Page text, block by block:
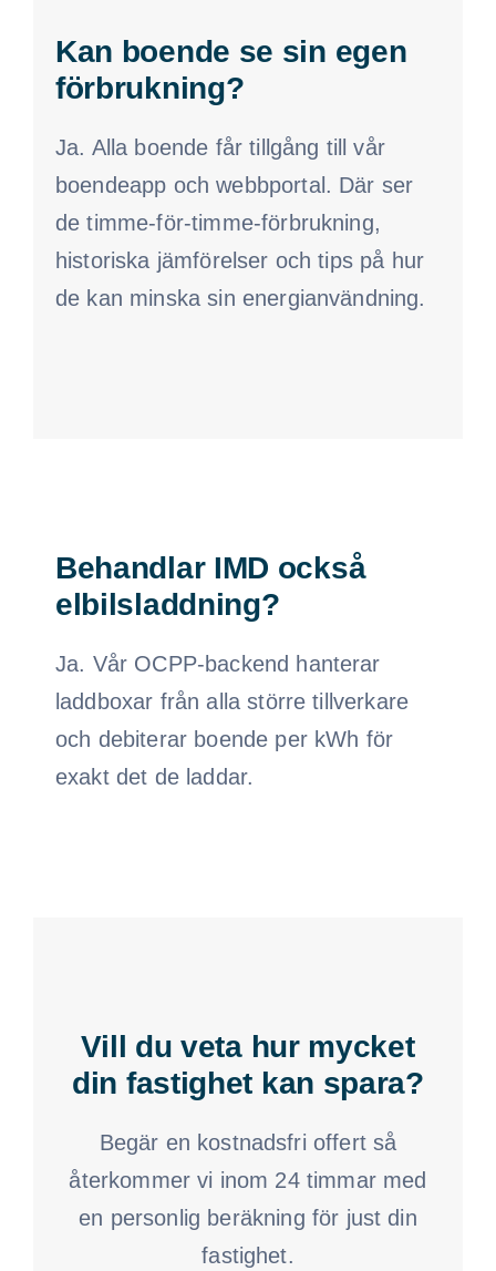
Kan boende se sin egen
förbrukning?
Ja. Alla boende får tillgång till vår
boendeapp och webbportal. Där ser
de timme-för-timme-förbrukning,
historiska jämförelser och tips på hur
de kan minska sin energianvändning.
Behandlar IMD också
elbilsladdning?
Ja. Vår OCPP-backend hanterar
laddboxar från alla större tillverkare
och debiterar boende per kWh för
exakt det de laddar.
Vill du veta hur mycket
din fastighet kan spara?
Begär en kostnadsfri offert så
återkommer vi inom 24 timmar med
en personlig beräkning för just din
fastighet.